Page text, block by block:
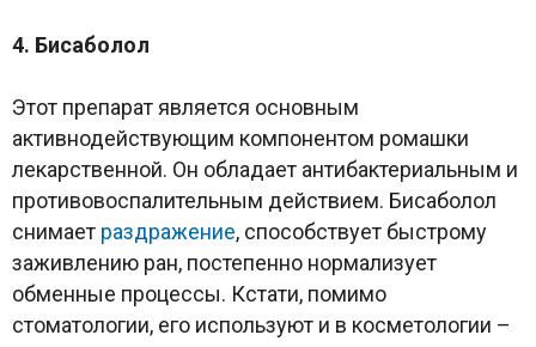
4. Бисаболол
Этот препарат является основным
активнодействующим компонентом ромашки
лекарственной. Он обладает антибактериальным и
противовоспалительным действием. Бисаболол
снимает раздражение, способствует быстрому
заживлению ран, постепенно нормализует
обменные процессы. Кстати, помимо
стоматологии, его используют и в косметологии –